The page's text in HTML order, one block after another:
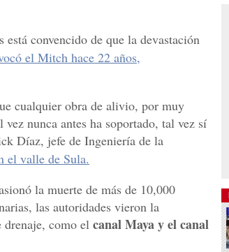
está convencido de que la devastación
el Mitch hace 22 años,
cualquier obra de alivio, por muy
vez nunca antes ha soportado, tal vez sí
Díaz, jefe de Ingeniería de la
el valle de Sula.
la muerte de más de 10,000
las autoridades vieron la
drenaje, como el canal Maya y el canal